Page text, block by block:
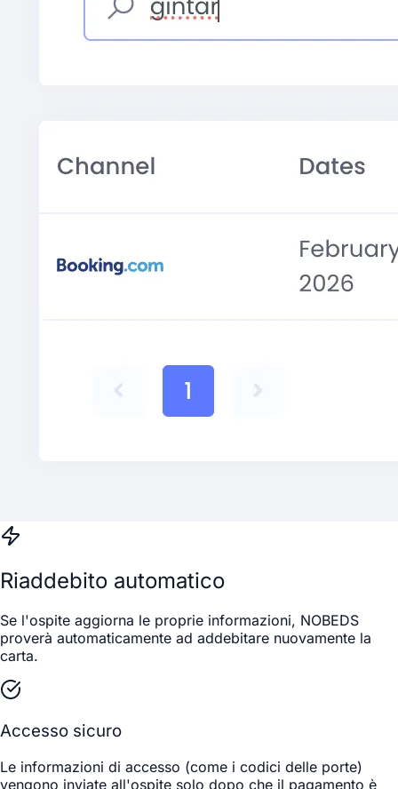
Riaddebito automatico
Se l'ospite aggiorna le proprie informazioni, NOBEDS
proverà automaticamente ad addebitare nuovamente la
carta.
Accesso sicuro
Le informazioni di accesso (come i codici delle porte)
vengono inviate all'ospite solo dopo che il pagamento è